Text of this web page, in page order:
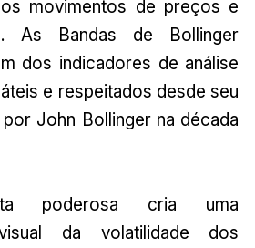
movimentos de preços e
As Bandas de Bollinger
dos indicadores de análise
e respeitados desde seu
John Bollinger na década
poderosa cria uma
da volatilidade dos